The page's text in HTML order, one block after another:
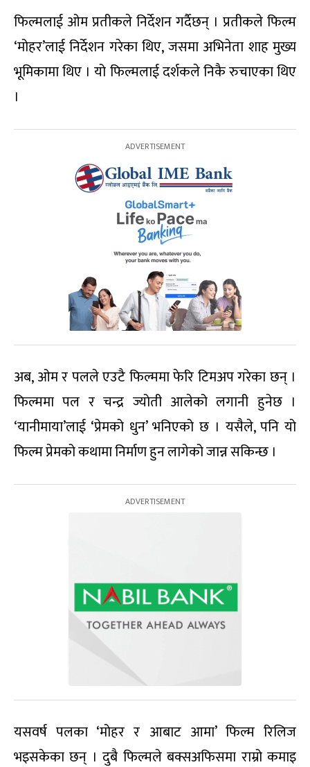
फिल्मलाई ओम प्रतीकले निर्देशन गर्दैछन् । प्रतीकले फिल्म
‘मोहर’लाई निर्देशन गरेका थिए, जसमा अभिनेता शाह मुख्य
भूमिकामा थिए । यो फिल्मलाई दर्शकले निकै रुचाएका थिए
।
अब, ओम र पलले एउटै फिल्ममा फेरि टिमअप गरेका छन् ।
फिल्ममा पल र चन्द्र ज्योती आलेको लगानी हुनेछ ।
‘यानीमाया’लाई ‘प्रेमको धुन’ भनिएको छ । यसैले, पनि यो
फिल्म प्रेमको कथामा निर्माण हुन लागेको जान्न सकिन्छ ।
यसवर्ष पलका ‘मोहर र आबाट आमा’ फिल्म रिलिज
भइसकेका छन् । दुबै फिल्मले बक्सअफिसमा राम्रो कमाइ